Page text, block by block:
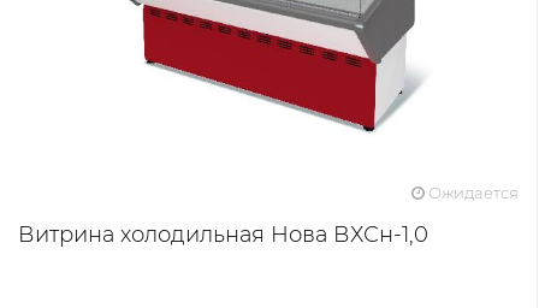
Ожидается
Витрина холодильная Нова ВХСн-1,0